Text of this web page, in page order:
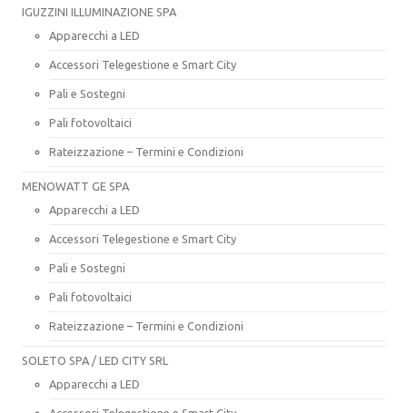
IGUZZINI ILLUMINAZIONE SPA
Apparecchi a LED
Accessori Telegestione e Smart City
Pali e Sostegni
Pali fotovoltaici
Rateizzazione – Termini e Condizioni
MENOWATT GE SPA
Apparecchi a LED
Accessori Telegestione e Smart City
Pali e Sostegni
Pali fotovoltaici
Rateizzazione – Termini e Condizioni
SOLETO SPA / LED CITY SRL
Apparecchi a LED